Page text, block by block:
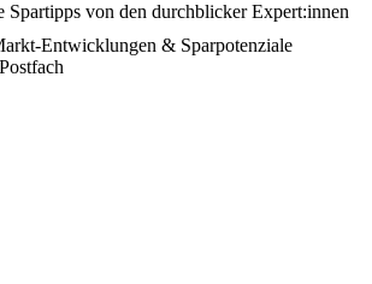
Spartipps von den durchblicker Expert:innen
Entwicklungen & Sparpotenziale